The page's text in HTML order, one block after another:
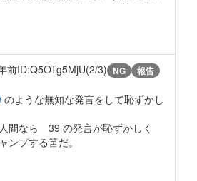
前ID:Q5OTg5MjU(2/3) NG 報告
のような無知な発言をして恥ずかし
間なら 39 の発言が恥ずかしく
ンプする筈だ。